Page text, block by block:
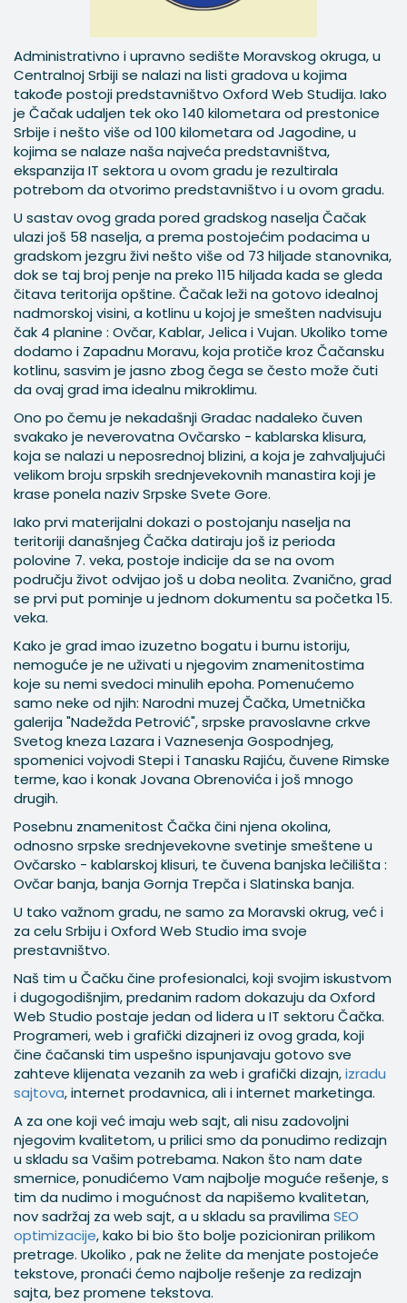
Administrativno i upravno sedište Moravskog okruga, u
Centralnoj Srbiji se nalazi na listi gradova u kojima
takođe postoji predstavništvo Oxford Web Studija. Iako
je Čačak udaljen tek oko 140 kilometara od prestonice
Srbije i nešto više od 100 kilometara od Jagodine, u
kojima se nalaze naša najveća predstavništva,
ekspanzija IT sektora u ovom gradu je rezultirala
potrebom da otvorimo predstavništvo i u ovom gradu.
U sastav ovog grada pored gradskog naselja Čačak
ulazi još 58 naselja, a prema postojećim podacima u
gradskom jezgru živi nešto više od 73 hiljade stanovnika,
dok se taj broj penje na preko 115 hiljada kada se gleda
čitava teritorija opštine. Čačak leži na gotovo idealnoj
nadmorskoj visini, a kotlinu u kojoj je smešten nadvisuju
čak 4 planine : Ovčar, Kablar, Jelica i Vujan. Ukoliko tome
dodamo i Zapadnu Moravu, koja protiče kroz Čačansku
kotlinu, sasvim je jasno zbog čega se često može čuti
da ovaj grad ima idealnu mikroklimu.
Ono po čemu je nekadašnji Gradac nadaleko čuven
svakako je neverovatna Ovčarsko - kablarska klisura,
koja se nalazi u neposrednoj blizini, a koja je zahvaljujući
velikom broju srpskih srednjevekovnih manastira koji je
krase ponela naziv Srpske Svete Gore.
Iako prvi materijalni dokazi o postojanju naselja na
teritoriji današnjeg Čačka datiraju još iz perioda
polovine 7. veka, postoje indicije da se na ovom
području život odvijao još u doba neolita. Zvanično, grad
se prvi put pominje u jednom dokumentu sa početka 15.
veka.
Kako je grad imao izuzetno bogatu i burnu istoriju,
nemoguće je ne uživati u njegovim znamenitostima
koje su nemi svedoci minulih epoha. Pomenućemo
samo neke od njih: Narodni muzej Čačka, Umetnička
galerija "Nadežda Petrović", srpske pravoslavne crkve
Svetog kneza Lazara i Vaznesenja Gospodnjeg,
spomenici vojvodi Stepi i Tanasku Rajiću, čuvene Rimske
terme, kao i konak Jovana Obrenovića i još mnogo
drugih.
Posebnu znamenitost Čačka čini njena okolina,
odnosno srpske srednjevekovne svetinje smeštene u
Ovčarsko - kablarskoj klisuri, te čuvena banjska lečilišta :
Ovčar banja, banja Gornja Trepča i Slatinska banja.
U tako važnom gradu, ne samo za Moravski okrug, već i
za celu Srbiju i Oxford Web Studio ima svoje
prestavništvo.
Naš tim u Čačku čine profesionalci, koji svojim iskustvom
i dugogodišnjim, predanim radom dokazuju da Oxford
Web Studio postaje jedan od lidera u IT sektoru Čačka.
Programeri, web i grafički dizajneri iz ovog grada, koji
čine čačanski tim uspešno ispunjavaju gotovo sve
zahteve klijenata vezanih za web i grafički dizajn,izradu
sajtova, internet prodavnica, ali i internet marketinga.
A za one koji već imaju web sajt, ali nisu zadovoljni
njegovim kvalitetom, u prilici smo da ponudimo redizajn
u skladu sa Vašim potrebama. Nakon što nam date
smernice, ponudićemo Vam najbolje moguće rešenje, s
tim da nudimo i mogućnost da napišemo kvalitetan,
nov sadržaj za web sajt, a u skladu sa pravilima SEO
optimizacije, kako bi bio što bolje pozicioniran prilikom
pretrage. Ukoliko , pak ne želite da menjate postojeće
tekstove, pronaći ćemo najbolje rešenje za redizajn
sajta, bez promene tekstova.